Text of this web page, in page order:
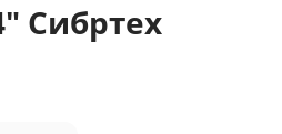
Сибртех